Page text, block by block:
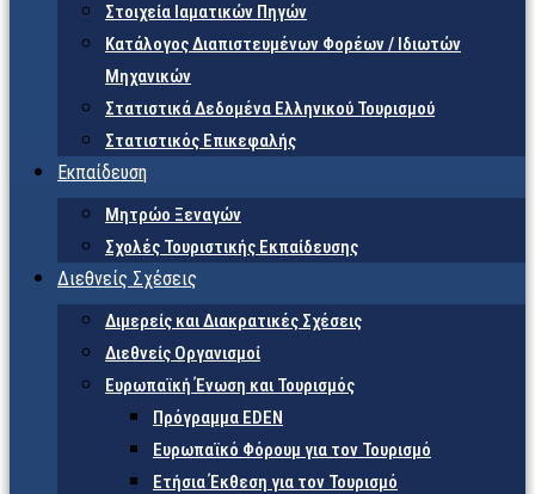
Στοιχεία Ιαματικών Πηγών
Κατάλογος Διαπιστευμένων Φορέων / Ιδιωτών
Μηχανικών
Στατιστικά Δεδομένα Ελληνικού Τουρισμού
Στατιστικός Επικεφαλής
Εκπαίδευση
Μητρώο Ξεναγών
Σχολές Τουριστικής Εκπαίδευσης
Διεθνείς Σχέσεις
Διμερείς και Διακρατικές Σχέσεις
Διεθνείς Οργανισμοί
Ευρωπαϊκή Ένωση και Τουρισμός
Πρόγραμμα EDEN
Ευρωπαϊκό Φόρουμ για τον Τουρισμό
Ετήσια Έκθεση για τον Τουρισμό